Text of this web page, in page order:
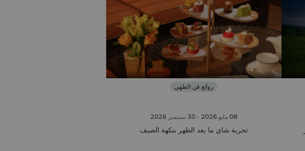
روائع فن الطهي
08 مايو 2026 - 30 سبتمبر 2026
تجربة شاي ما بعد الظهر بنكهة الصيف